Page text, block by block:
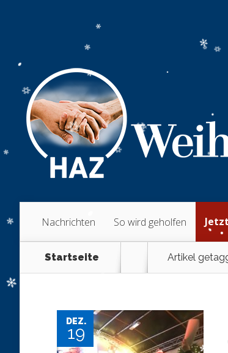
Nachrichten So wird geholfen
Startseite Artikel
DEZ.
19